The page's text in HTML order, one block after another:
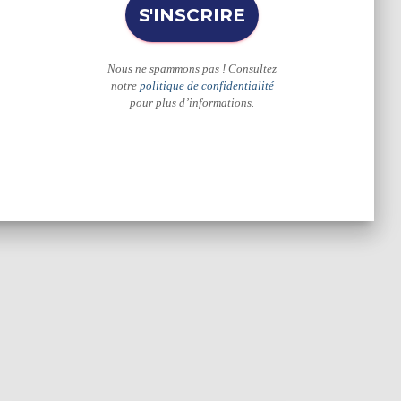
Nous ne spammons pas ! Consultez
notre politique de confidentialité
pour plus d’informations.